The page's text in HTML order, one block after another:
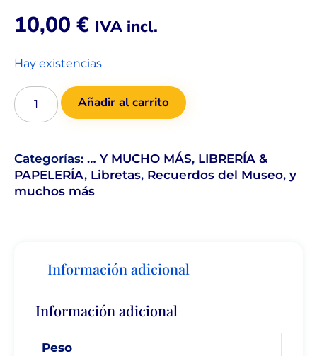
10,00 € IVA incl.
Hay existencias
Añadir al carrito
Categorías: … Y MUCHO MÁS, LIBRERÍA &
PAPELERÍA, Libretas, Recuerdos del Museo, y
muchos más
Información adicional
Información adicional
Peso